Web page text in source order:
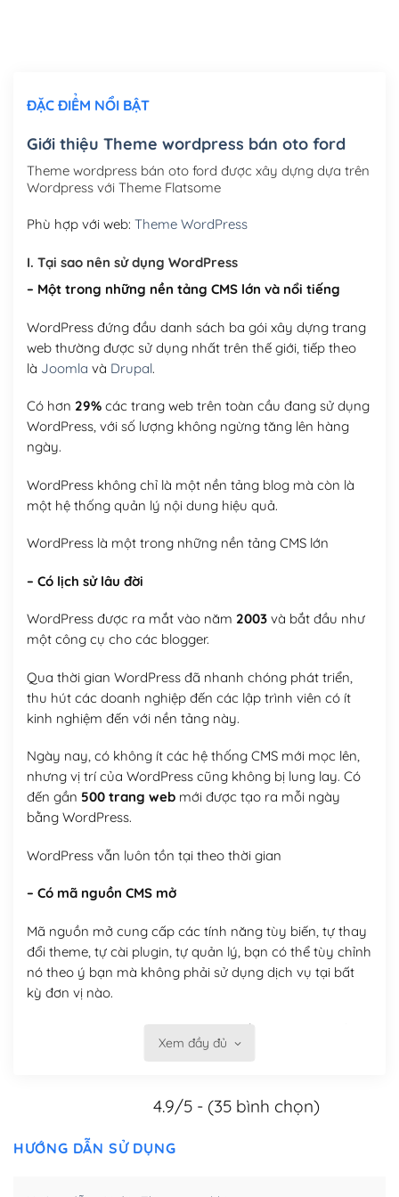
Mua thêm Host + Tên miền
Tên miền quốc tế .com .net .org (1 năm)
(+300,000₫)
Tên miền Việt Nam .vn (1 năm)(+550,000₫)
Hosting 5GB SSD (1 năm)
ĐẶC ĐIỂM NỔI BẬT
Giới thiệu Theme wordpress bán oto ford
Theme wordpress bán oto ford được xây dựng dựa trên
Wordpress với Theme Flatsome
Phù hợp với web: Theme WordPress
I. Tại sao nên sử dụng WordPress
– Một trong những nền tảng CMS lớn và nổi tiếng
WordPress đứng đầu danh sách ba gói xây dựng trang
web thường được sử dụng nhất trên thế giới, tiếp theo
là Joomla và Drupal.
Có hơn 29%các trang web trên toàn cầu đang sử dụng
WordPress, với số lượng không ngừng tăng lên hàng
ngày.
WordPress không chỉ là một nền tảng blog mà còn là
một hệ thống quản lý nội dung hiệu quả.
WordPress là một trong những nền tảng CMS lớn
– Có lịch sử lâu đời
WordPress được ra mắt vào năm 2003và bắt đầu như
một công cụ cho các blogger.
Qua thời gian WordPress đã nhanh chóng phát triển,
thu hút các doanh nghiệp đến các lập trình viên có ít
kinh nghiệm đến với nền tảng này.
Ngày nay, có không ít các hệ thống CMS mới mọc lên,
nhưng vị trí của WordPress cũng không bị lung lay. Có
đến gần 500 trang webmới được tạo ra mỗi ngày
bằng WordPress.
WordPress vẫn luôn tồn tại theo thời gian
– Có mã nguồn CMS mở
Mã nguồn mở cung cấp các tính năng tùy biến, tự thay
đổi theme, tự cài plugin, tự quản lý, bạn có thể tùy chỉnh
nó theo ý bạn mà không phải sử dụng dịch vụ tại bất
kỳ đơn vị nào.
Xem đầy đủ
4.9/5 - (35 bình chọn)
HƯỚNG DẪN SỬ DỤNG